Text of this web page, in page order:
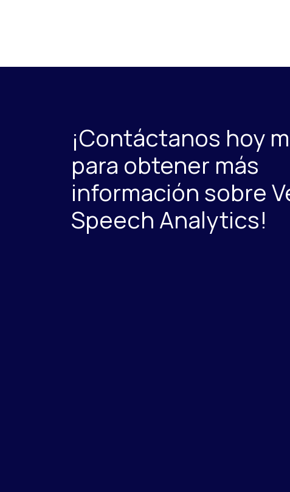
¡Contáctanos hoy
para obtener más
información sobre
Speech Analytics!